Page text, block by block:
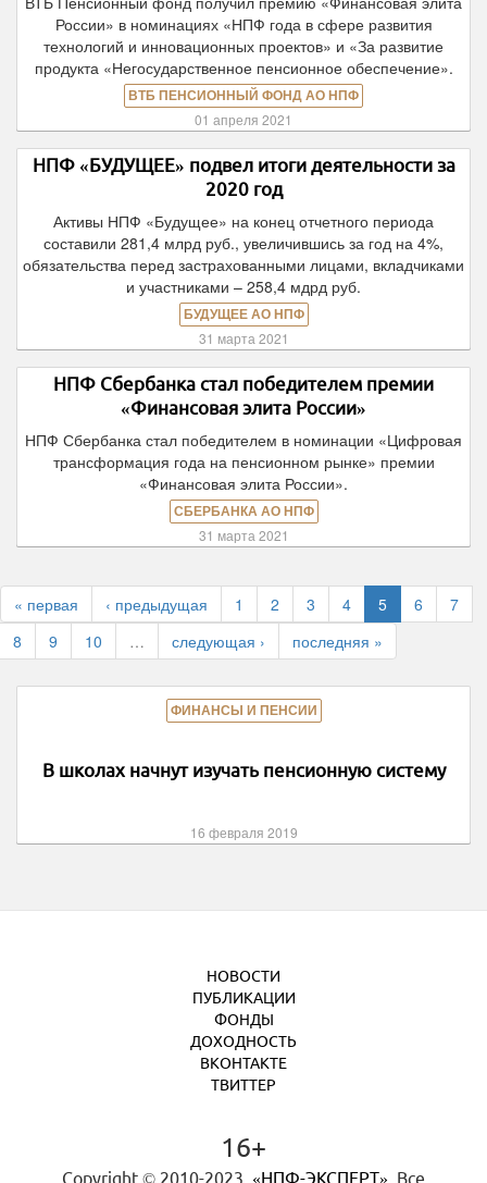
России» в номинациях «НПФ года в сфере развития
технологий и инновационных проектов» и «За развитие
продукта «Негосударственное пенсионное обеспечение».
ВТБ ПЕНСИОННЫЙ ФОНД АО НПФ
01 апреля 2021
НПФ «БУДУЩЕЕ» подвел итоги деятельности за
2020 год
Активы НПФ «Будущее» на конец отчетного периода
составили 281,4 млрд руб., увеличившись за год на 4%,
обязательства перед застрахованными лицами, вкладчиками
и участниками – 258,4 мдрд руб.
БУДУЩЕЕ АО НПФ
31 марта 2021
НПФ Сбербанка стал победителем премии
«Финансовая элита России»
НПФ Сбербанка стал победителем в номинации «Цифровая
трансформация года на пенсионном рынке» премии
«Финансовая элита России».
СБЕРБАНКА АО НПФ
31 марта 2021
« первая ‹ предыдущая 1 2 3 4 5 6
7
8
9 10 … следующая › последняя »
ФИНАНСЫ И ПЕНСИИ
В школах начнут изучать пенсионную систему
16 февраля 2019
НОВОСТИ
ПУБЛИКАЦИИ
ФОНДЫ
ДОХОДНОСТЬ
ВКОНТАКТЕ
ТВИТТЕР
16+
Copyright © 2010-2023. «НПФ-ЭКСПЕРТ» . Все